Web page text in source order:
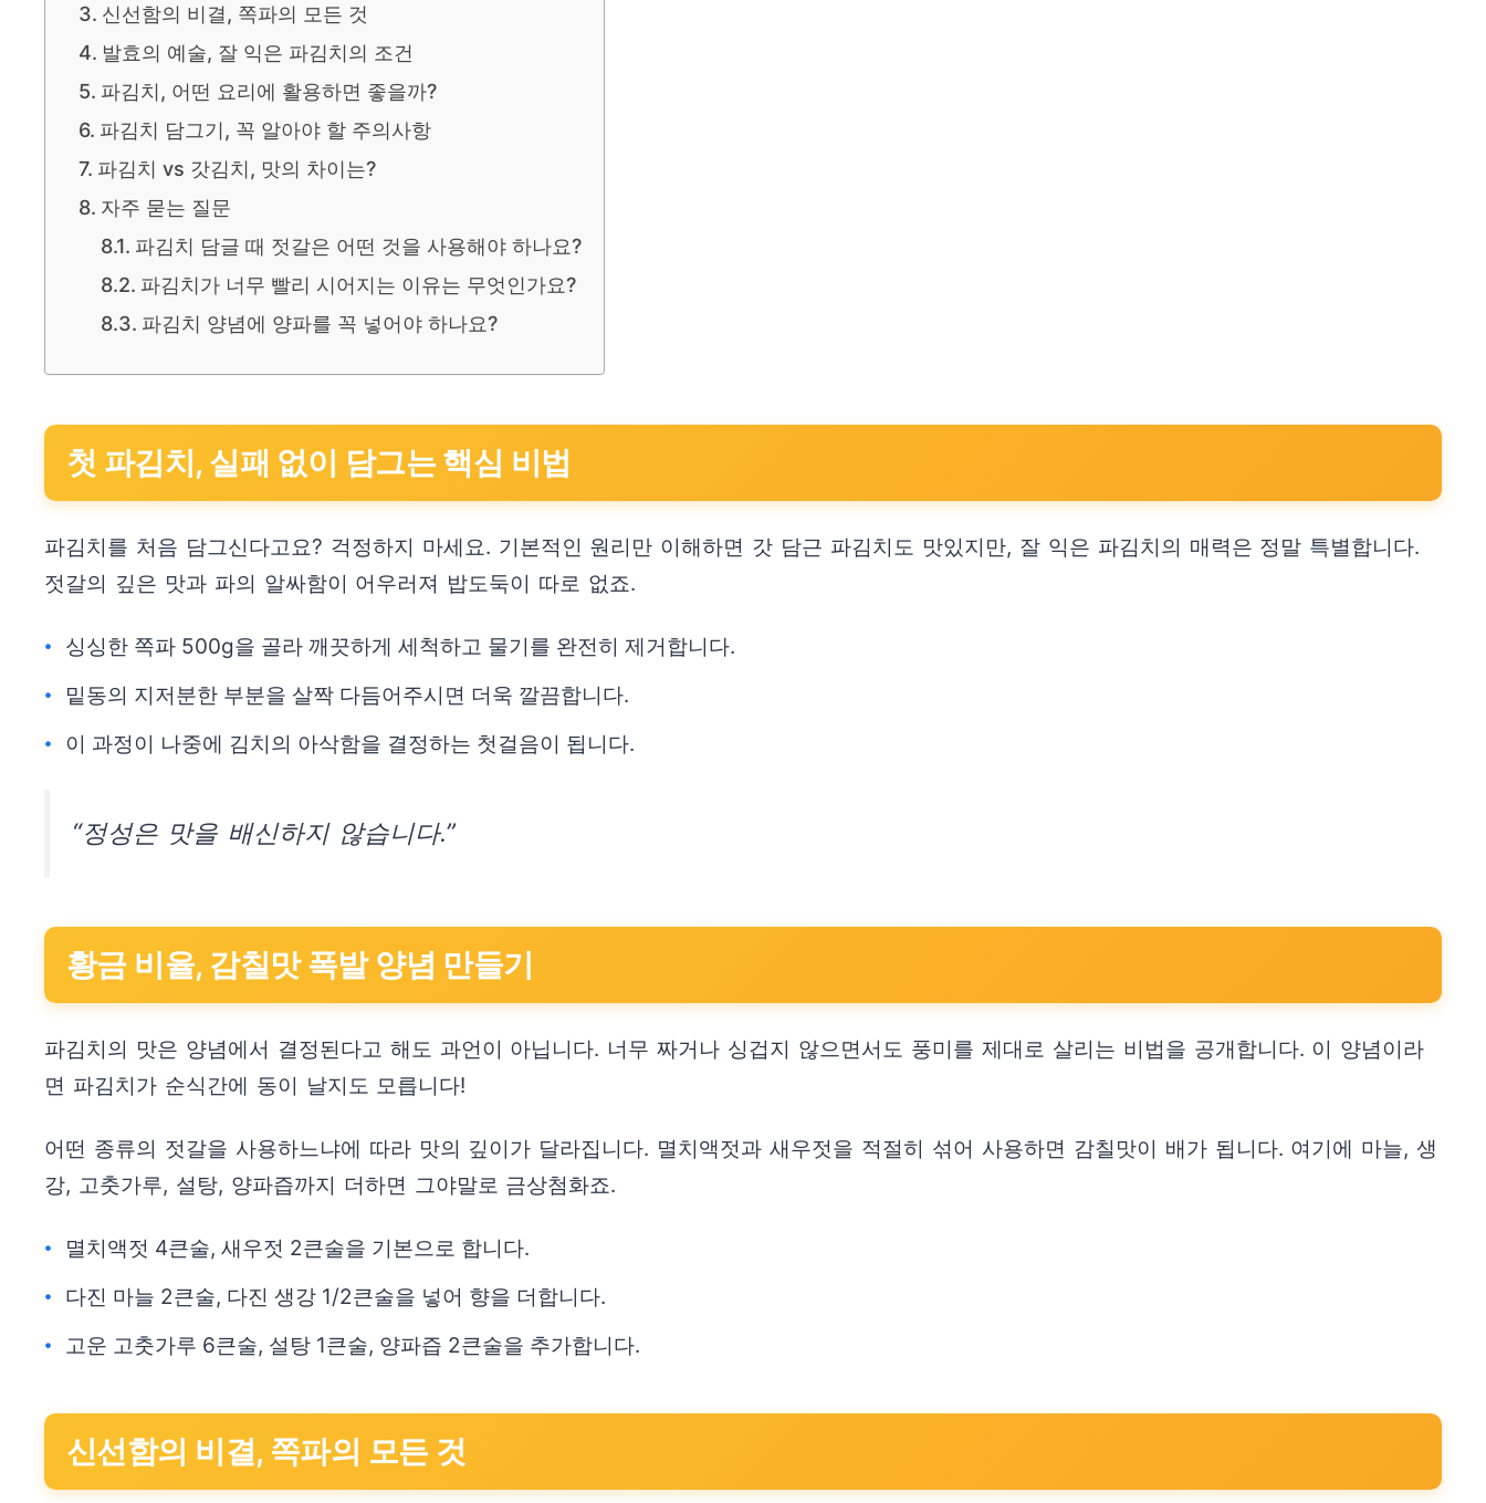
신선함의 비결, 쪽파의 모든 것
발효의 예술, 잘 익은 파김치의 조건
파김치, 어떤 요리에 활용하면 좋을까?
파김치 담그기, 꼭 알아야 할 주의사항
파김치 vs 갓김치, 맛의 차이는?
자주 묻는 질문
파김치 담글 때 젓갈은 어떤 것을 사용해야 하나요?
파김치가 너무 빨리 시어지는 이유는 무엇인가요?
파김치 양념에 양파를 꼭 넣어야 하나요?
첫 파김치, 실패 없이 담그는 핵심 비법
파김치를 처음 담그신다고요? 걱정하지 마세요. 기본적인 원리만 이해하면 갓 담근 파김치도 맛있지만, 잘 익은 파김치의 매력은 정말 특별합니다.
젓갈의 깊은 맛과 파의 알싸함이 어우러져 밥도둑이 따로 없죠.
싱싱한 쪽파 500g을 골라 깨끗하게 세척하고 물기를 완전히 제거합니다.
밑동의 지저분한 부분을 살짝 다듬어주시면 더욱 깔끔합니다.
이 과정이 나중에 김치의 아삭함을 결정하는 첫걸음이 됩니다.
“정성은 맛을 배신하지 않습니다.”
황금 비율, 감칠맛 폭발 양념 만들기
파김치의 맛은 양념에서 결정된다고 해도 과언이 아닙니다. 너무 짜거나 싱겁지 않으면서도 풍미를 제대로 살리는 비법을 공개합니다. 이 양념이라
면 파김치가 순식간에 동이 날지도 모릅니다!
어떤 종류의 젓갈을 사용하느냐에 따라 맛의 깊이가 달라집니다. 멸치액젓과 새우젓을 적절히 섞어 사용하면 감칠맛이 배가 됩니다. 여기에 마늘, 생
강, 고춧가루, 설탕, 양파즙까지 더하면 그야말로 금상첨화죠.
멸치액젓 4큰술, 새우젓 2큰술을 기본으로 합니다.
다진 마늘 2큰술, 다진 생강 1/2큰술을 넣어 향을 더합니다.
고운 고춧가루 6큰술, 설탕 1큰술, 양파즙 2큰술을 추가합니다.
신선함의 비결, 쪽파의 모든 것